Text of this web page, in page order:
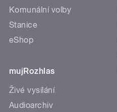
Komunální volby
Stanice
eShop
mujRozhlas
Živé vysílání
Audioarchiv